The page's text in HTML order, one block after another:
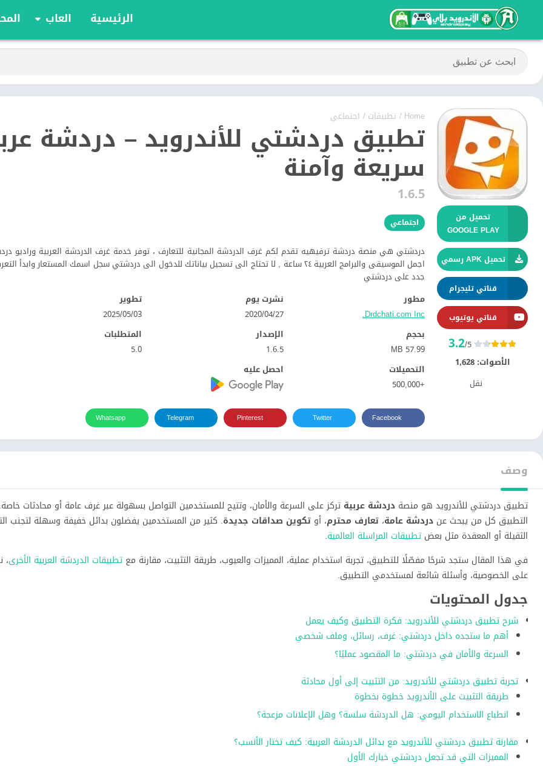
الرئيسية العاب
ألعاب الألواح
الألعاب
الرياضة
السباقات
Home
/ تطبيقات / اجتماعي
تطبيق دردشتي للأندرويد – دردشة
سريعة وآمنة
1.6.5
اجتماعي
دردشتي هي منصة دردشة ترفيهيه تقدم لكم غرف الدردشة المجانية للتعارف ، توفر خدمة غرف الدردشة العربية وراديو
اجمل الموسيقى والبرامج العربية ٢٤ ساعة , لا تحتاج الى تسجيل بياناتك للدخول الى دردشتي سجل اسمك المستعار
جدد على دردشتي
تحميل من
GOOGLE PLAY
تحميل APK رسمي
قناتي تليجرام
قناتي يوتيوب
3.2/5
الأصوات:1,628
نقل
مطور
Drdchati.com Inc.
نشرت يوم
27‏/04‏/2020
تطوير
03‏/05‏/2025
بحجم
57.99 MB
الإصدار
1.6.5
المتطلبات
5.0
التحميلات
+500,000
احصل عليه
Facebook
Twitter
Pinterest
Telegram
Whatsapp
وصف
تطبيق دردشتي للأندرويد هو منصة دردشة عربية تركز على السرعة والأمان، وتتيح للمستخدمين التواصل بسهولة عبر غرف عامة أو محادثات
التطبيق كل من يبحث عن دردشة عامة، تعارف محترم، أو تكوين صداقات جديدة. كثير من المستخدمين يفضلون بدائل خفيفة وسهلة لتجنب
الثقيلة أو المعقدة مثل بعض تطبيقات المراسلة العالمية.
في هذا المقال ستجد شرحًا مفصّلًا للتطبيق، تجربة استخدام عملية، المميزات والعيوب، طريقة التثبيت، مقارنة مع تطبيقات الدردشة العربية الأخرى،
على الخصوصية، وأسئلة شائعة لمستخدمي التطبيق.
جدول المحتويات
شرح تطبيق دردشتي للأندرويد: فكرة التطبيق وكيف يعمل
أهم ما ستجده داخل دردشتي: غرف، رسائل، وملف شخصي
السرعة والأمان في دردشتي: ما المقصود عمليًا؟
تجربة تطبيق دردشتي للأندرويد: من التثبيت إلى أول محادثة
طريقة التثبيت على الأندرويد خطوة بخطوة
انطباع الاستخدام اليومي: هل الدردشة سلسة؟ وهل الإعلانات مزعجة؟
مقارنة تطبيق دردشتي للأندرويد مع بدائل الدردشة العربية: كيف تختار الأنسب؟
المميزات التي قد تجعل دردشتي خيارك الأول